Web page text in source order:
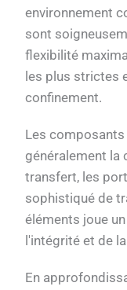
environnement
sont
flexibilité
les plus strictes
confinement.
Les
généralement la
transfert, les
sophistiqué de
éléments joue
l'intégrité et de
En